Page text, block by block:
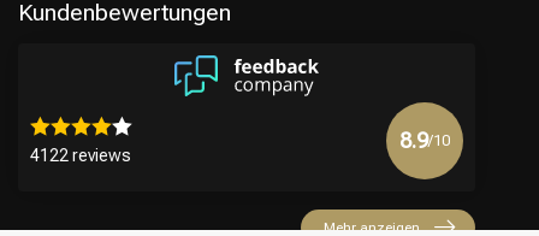
Kundenbewertungen
4122 reviews
8.9/10
Mehr anzeigen